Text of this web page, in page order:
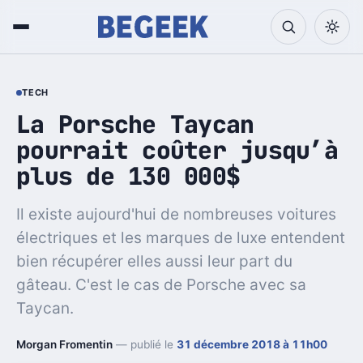
TECH
La Porsche Taycan
pourrait coûter jusqu’à
plus de 130 000$
Il existe aujourd'hui de nombreuses voitures
électriques et les marques de luxe entendent
bien récupérer elles aussi leur part du
gâteau. C'est le cas de Porsche avec sa
Taycan.
Morgan Fromentin — publié le 31 décembre 2018 à 11h00